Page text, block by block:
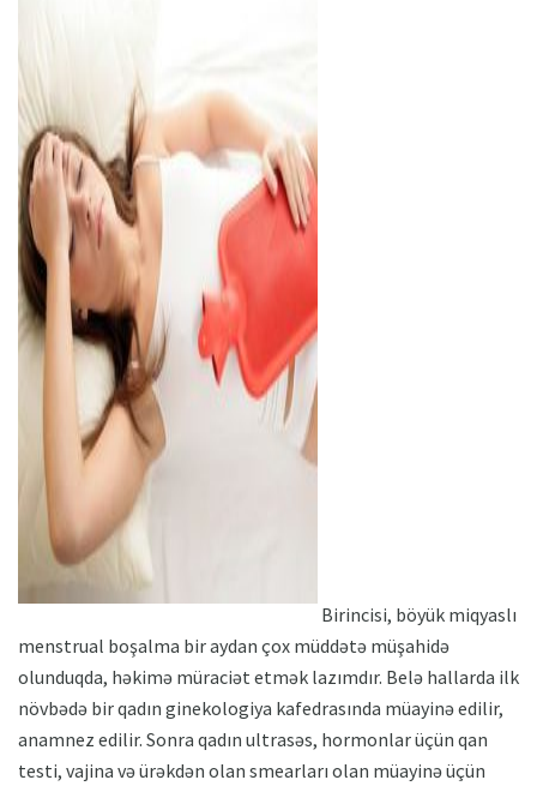
ad
Birincisi, böyük miqyaslı
menstrual boşalma bir aydan çox müddətə müşahidə
olunduqda, həkimə müraciət etmək lazımdır. Belə hallarda ilk
növbədə bir qadın ginekologiya kafedrasında müayinə edilir,
anamnez edilir. Sonra qadın ultrasəs, hormonlar üçün qan
testi, vajina və ürəkdən olan smearları olan müayinə üçün